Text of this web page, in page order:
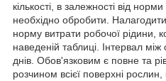
кількості, в залежності від
необхідно обробити.
норму витрати робочої рідини,
наведеній таблиці. Інтервал
днів. Обов'язковим є повне та
розчином всієї поверхні